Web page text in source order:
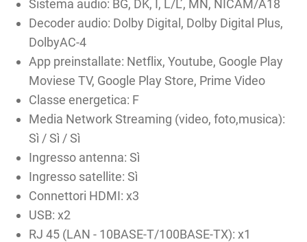
Sistema audio: BG, DK, I, L/L’, MN, NICAM/A18
Decoder audio: Dolby Digital, Dolby Digital Plus,
DolbyAC-4
App preinstallate: Netflix, Youtube, Google Play
Moviese TV, Google Play Store, Prime Video
Classe energetica: F
Media Network Streaming (video, foto,musica):
Sì / Sì / Sì
Ingresso antenna: Sì
Ingresso satellite: Sì
Connettori HDMI: x3
USB: x2
RJ 45 (LAN - 10BASE-T/100BASE-TX): x1